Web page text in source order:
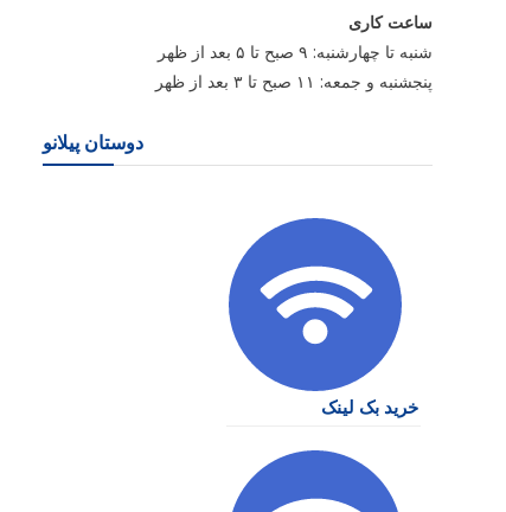
ساعت کاری
شنبه تا چهارشنبه: ۹ صبح تا ۵ بعد از ظهر
پنجشنبه و جمعه: ۱۱ صبح تا ۳ بعد از ظهر
دوستان پیلانو
خرید بک لینک